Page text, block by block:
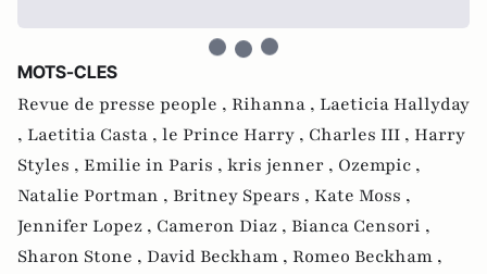
MOTS-CLES
Revue de presse people , Rihanna , Laeticia Hallyday
, Laetitia Casta , le Prince Harry , Charles III , Harry
Styles , Emilie in Paris , kris jenner , Ozempic ,
Natalie Portman , Britney Spears , Kate Moss ,
Jennifer Lopez , Cameron Diaz , Bianca Censori ,
Sharon Stone , David Beckham , Romeo Beckham ,